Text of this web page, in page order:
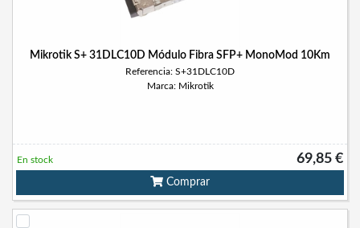
Mikrotik S+ 31DLC10D Módulo Fibra SFP+ MonoMod 10Km
Referencia: S+31DLC10D
Marca: Mikrotik
69,85 €
En stock
Comprar